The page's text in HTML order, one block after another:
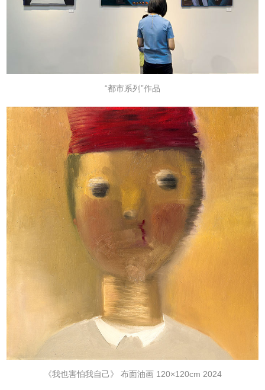
“都市系列”作品
《我也害怕我自己》 布面油画 120×120cm 2024